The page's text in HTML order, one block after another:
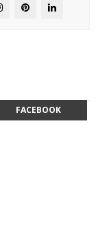
FACEBOOK